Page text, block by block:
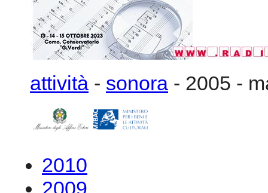
attività - sonora - 2005 -
2010
2009